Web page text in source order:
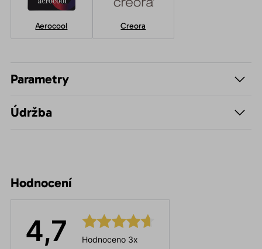
Aerocool Creora
Parametry
Údržba
Hodnocení
4,7 Hodnoceno 3x